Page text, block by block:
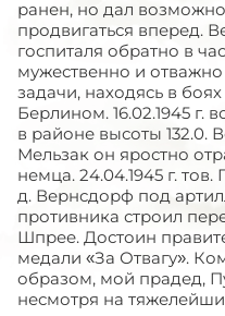
ранен, но дал
продвигаться вперед.
госпиталя обратно в
мужественно и
задачи, находясь в
Берлином. 16.02.1945 г.
в районе высоты 132.0.
Мельзак он яростно
немца. 24.04.1945 г.
д. Вернсдорф под
противника строил
Шпрее. Достоин
медали «За Отвагу».
образом, мой прадед,
несмотря на